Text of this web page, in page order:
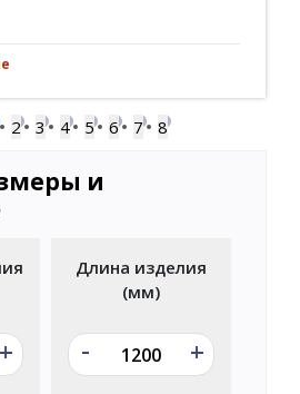
2 3 4 5 6 7 8
и
+
Длина изделия
(мм)
- +